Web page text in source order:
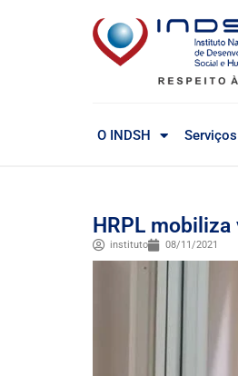
O INDSH Serviços
HRPL
instituto 08/11/2021